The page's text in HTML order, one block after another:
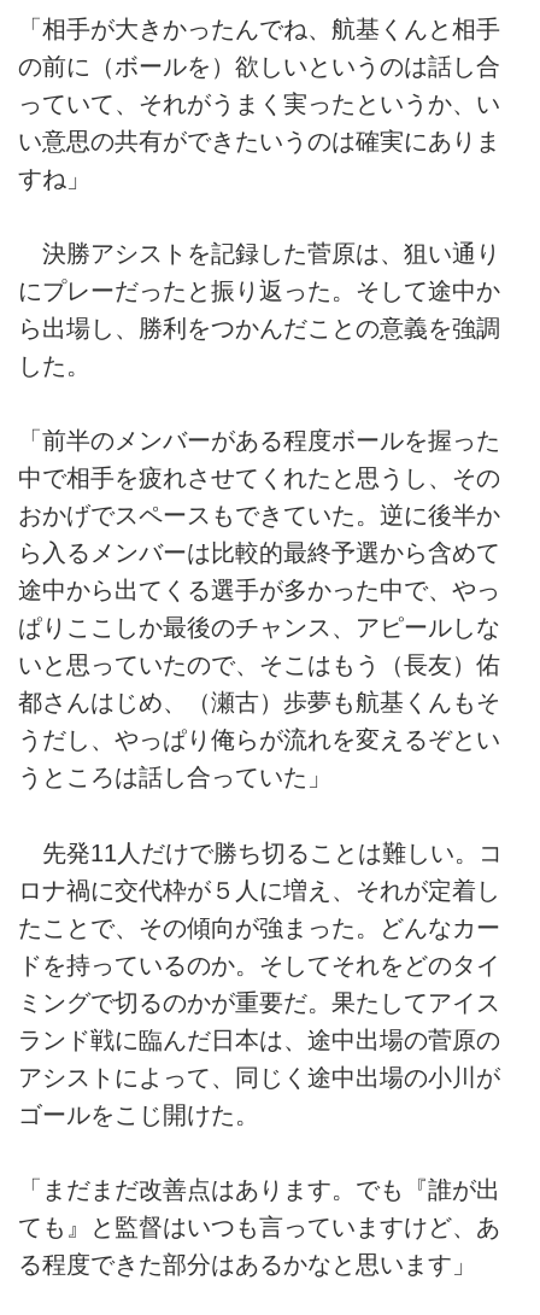
「相手が大きかったんでね、航基くんと相手
の前に（ボールを）欲しいというのは話し合
っていて、それがうまく実ったというか、い
い意思の共有ができたいうのは確実にありま
すね」
決勝アシストを記録した菅原は、狙い通り
にプレーだったと振り返った。そして途中か
ら出場し、勝利をつかんだことの意義を強調
した。
「前半のメンバーがある程度ボールを握った
中で相手を疲れさせてくれたと思うし、その
おかげでスペースもできていた。逆に後半か
ら入るメンバーは比較的最終予選から含めて
途中から出てくる選手が多かった中で、やっ
ぱりここしか最後のチャンス、アピールしな
いと思っていたので、そこはもう（長友）佑
都さんはじめ、（瀬古）歩夢も航基くんもそ
うだし、やっぱり俺らが流れを変えるぞとい
うところは話し合っていた」
先発11人だけで勝ち切ることは難しい。コ
ロナ禍に交代枠が５人に増え、それが定着し
たことで、その傾向が強まった。どんなカー
ドを持っているのか。そしてそれをどのタイ
ミングで切るのかが重要だ。果たしてアイス
ランド戦に臨んだ日本は、途中出場の菅原の
アシストによって、同じく途中出場の小川が
ゴールをこじ開けた。
「まだまだ改善点はあります。でも『誰が出
ても』と監督はいつも言っていますけど、あ
る程度できた部分はあるかなと思います」